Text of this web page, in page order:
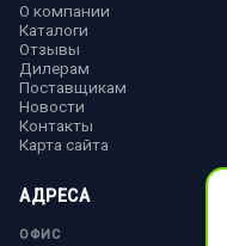
О компании
Каталоги
Отзывы
Дилерам
Поставщикам
Новости
Контакты
Карта сайта
АДРЕСА
ОФИС